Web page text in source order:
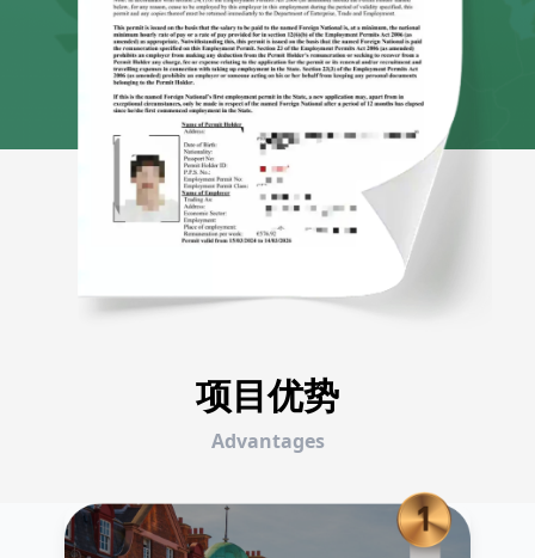
项目优势
Advantages